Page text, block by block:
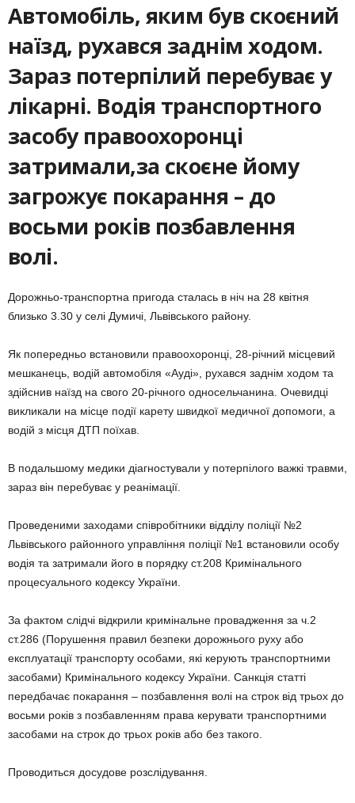
Автомобіль, яким був скоєний
наїзд, рухався заднім ходом.
Зараз потерпілий перебуває у
лікарні. Водія транспортного
засобу правоохоронці
затримали,за скоєне йому
загрожує покарання – до
восьми років позбавлення
волі.
Дорожньо-транспортна пригода сталась в ніч на 28 квітня
близько 3.30 у селі Думичі, Львівського району.
Як попередньо встановили правоохоронці, 28-річний місцевий
мешканець, водій автомобіля «Ауді», рухався заднім ходом та
здійснив наїзд на свого 20-річного односельчанина. Очевидці
викликали на місце події карету швидкої медичної допомоги, а
водій з місця ДТП поїхав.
В подальшому медики діагностували у потерпілого важкі травми,
зараз він перебуває у реанімації.
Проведеними заходами співробітники відділу поліції №2
Львівського районного управління поліції №1 встановили особу
водія та затримали його в порядку ст.208 Кримінального
процесуального кодексу України.
За фактом слідчі відкрили кримінальне провадження за ч.2
ст.286 (Порушення правил безпеки дорожнього руху або
експлуатації транспорту особами, які керують транспортними
засобами) Кримінального кодексу України. Санкція статті
передбачає покарання – позбавлення волі на строк від трьох до
восьми років з позбавленням права керувати транспортними
засобами на строк до трьох років або без такого.
Проводиться досудове розслідування.